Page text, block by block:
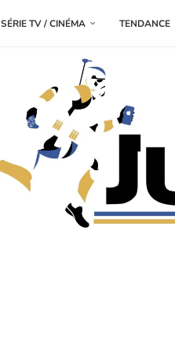
SÉRIE TV / CINÉMA TENDANCE